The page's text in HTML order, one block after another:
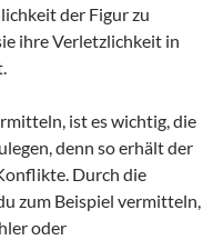
der Figur zu
ihre Verletzlichkeit in
ist es wichtig, die
denn so erhält der
Durch die
zum Beispiel vermitteln,
oder